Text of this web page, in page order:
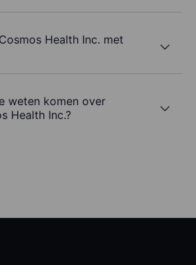
Health Inc. met
weten komen over
Health Inc.?